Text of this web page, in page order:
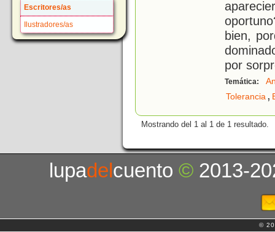
Escritores/as
Ilustradores/as
bien,
por
Temática:
Tolerancia,
Mostrando del 1 al 1 de 1 resultado.
lupadelcuento© 2013-
©